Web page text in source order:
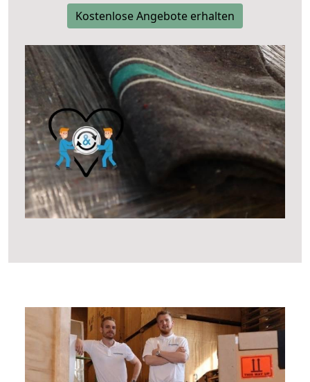
Kostenlose Angebote erhalten